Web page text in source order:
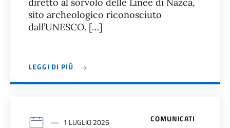
sito archeologico riconosciuto
dall’UNESCO. […]
LEGGI DI PIÙ
COMUNICATI
1 LUGLIO 2026